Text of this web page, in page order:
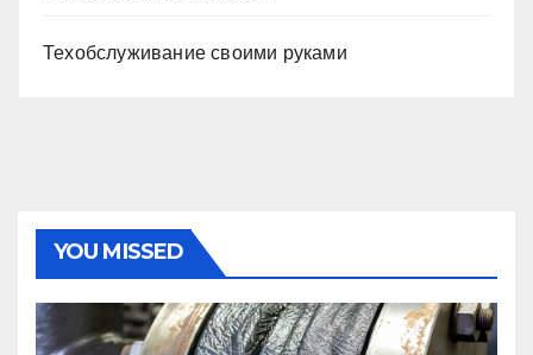
Техобслуживание своими руками
YOU MISSED